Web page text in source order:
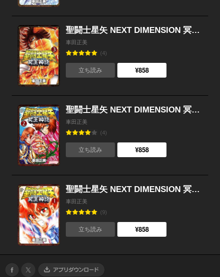
聖闘士星矢 NEXT DIMENSION 冥王神話 （3）
車田正美
(4)
立ち読み ¥858
聖闘士星矢 NEXT DIMENSION 冥王神話 （2）
車田正美
(4)
立ち読み ¥858
聖闘士星矢 NEXT DIMENSION 冥王神話 （1）
車田正美
(9)
立ち読み ¥858